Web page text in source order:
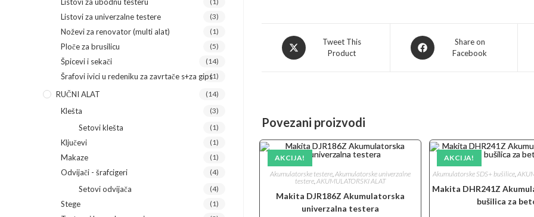
Opens
in
Tweet This
Product
Opens
in
Share on
Facebook
Povezani proizvodi
AKCIJA!
Akumulatorske testere,Akumulatorske univerzalne
testere,AKUMULATORSKI ALAT
Makita DJR186Z Akumulatorska
univerzalna testera
AKCIJA!
Akumulatorske SDS+ bušilice,
Makita DHR241Z
bušilica za
Listovi za univerzalne testere (3)
Noževi za renovator (multi alat) (1)
Ploče za brusilicu (5)
Špicevi i sekači (14)
Šrafovi ivici u redeniku za zavrtače s+za gips(1)
RUČNI ALAT (14)
Klešta (3)
Setovi klešta (1)
Ključevi (1)
Makaze (1)
Odvijači - šrafcigeri (4)
Setovi odvijača (4)
Stege (1)